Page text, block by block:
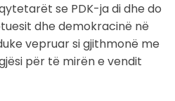
se PDK-ja di dhe do
dhe demokracinë në
vepruar si gjithmonë me
për të mirën e vendit